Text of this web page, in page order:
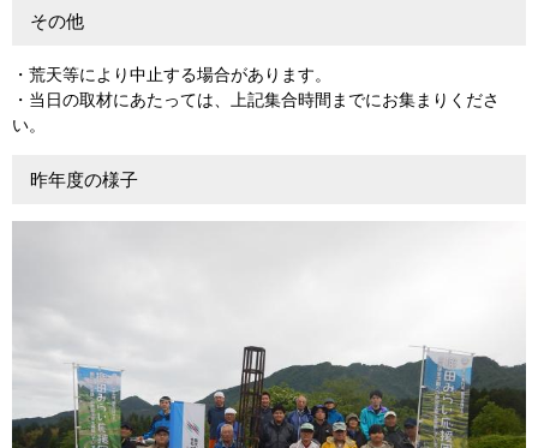
その他
​・荒天等により中止する場合があります。
・当日の取材にあたっては、上記集合時間までにお集まりくださ
い。
昨年度の様子